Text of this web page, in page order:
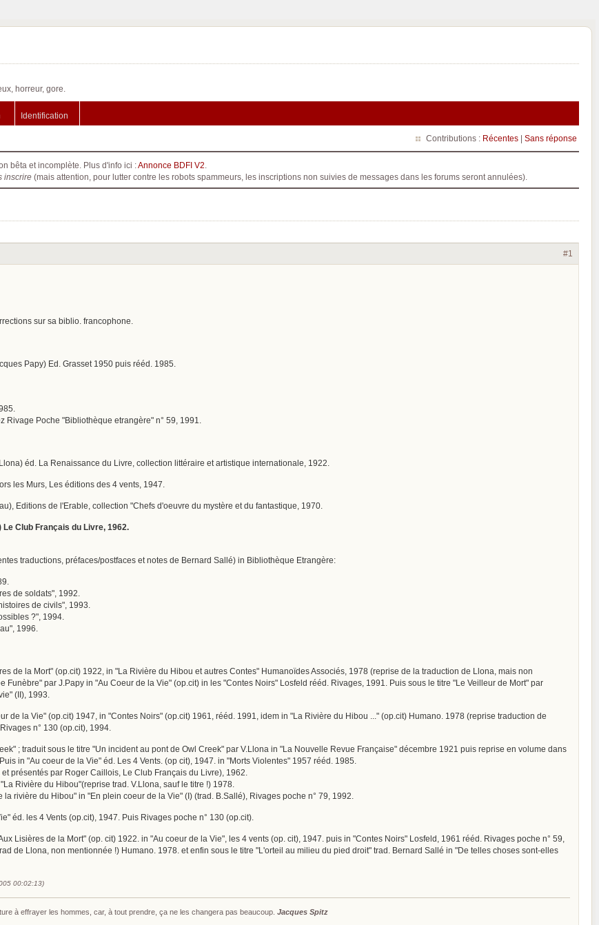
horreur, gore.
Identification
Contributions : Récentes | Sans réponse
bêta et incomplète. Plus d'info ici :Annonce BDFI V2
inscrire (mais attention, pour lutter contre les robots spammeurs, les inscriptions non suivies de messages dans les forums seront annulées).
#1
sur sa biblio. francophone.
Papy) Ed. Grasset 1950 puis rééd. 1985.
Rivage Poche "Bibliothèque etrangère" n° 59, 1991.
éd. La Renaissance du Livre, collection littéraire et artistique internationale, 1922.
les Murs, Les éditions des 4 vents, 1947.
Editions de l'Erable, collection "Chefs d'oeuvre du mystère et du fantastique, 1970.
Club Français du Livre, 1962.
traductions, préfaces/postfaces et notes de Bernard Sallé) in Bibliothèque Etrangère:
de soldats", 1992.
de civils", 1993.
?", 1994.
1996.
de la Mort" (op.cit) 1922, in "La Rivière du Hibou et autres Contes" Humanoïdes Associés, 1978 (reprise de la traduction de Llona, mais non
Funèbre" par J.Papy in "Au Coeur de la Vie" (op.cit) in les "Contes Noirs" Losfeld rééd. Rivages, 1991. Puis sous le titre "Le Veilleur de Mort" par
(II), 1993.
de la Vie" (op.cit) 1947, in "Contes Noirs" (op.cit) 1961, rééd. 1991, idem in "La Rivière du Hibou ..." (op.cit) Humano. 1978 (reprise traduction de
n° 130 (op.cit), 1994.
; traduit sous le titre "Un incident au pont de Owl Creek" par V.Llona in "La Nouvelle Revue Française" décembre 1921 puis reprise en volume dans
in "Au coeur de la Vie" éd. Les 4 Vents. (op cit), 1947. in "Morts Violentes" 1957 rééd. 1985.
présentés par Roger Caillois, Le Club Français du Livre), 1962.
Rivière du Hibou"(reprise trad. V.Llona, sauf le titre !) 1978.
la rivière du Hibou" in "En plein coeur de la Vie" (I) (trad. B.Sallé), Rivages poche n° 79, 1992.
éd. les 4 Vents (op.cit), 1947. Puis Rivages poche n° 130 (op.cit).
Lisières de la Mort" (op. cit) 1922. in "Au coeur de la Vie", les 4 vents (op. cit), 1947. puis in "Contes Noirs" Losfeld, 1961 rééd. Rivages poche n° 59,
de Llona, non mentionnée !) Humano. 1978. et enfin sous le titre "L'orteil au milieu du pied droit" trad. Bernard Sallé in "De telles choses sont-elles
00:02:13)
à effrayer les hommes, car, à tout prendre, ça ne les changera pas beaucoup. Jacques Spitz